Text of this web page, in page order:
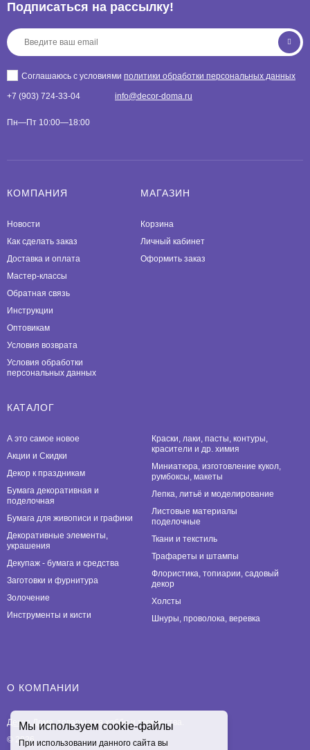
Подписаться на рассылкy!
Соглашаюсь с условиями политики обработки персональных данных
+7 (903) 724-33-04 info@decor-doma.ru
Пн—Пт 10:00—18:00
КОМПАНИЯ
Новости
Как сделать заказ
Доставка и оплата
Мастер-классы
Обратная связь
Инструкции
Оптовикам
Условия возврата
Условия обработки
персональных данных
МАГАЗИН
Корзина
Личный кабинет
Оформить заказ
КАТАЛОГ
А это самое новое
Акции и Скидки
Декор к праздникам
Бумага декоративная и
поделочная
Бумага для живописи и графики
Декоративные элементы,
украшения
Декупаж - бумага и средства
Заготовки и фурнитура
Золочение
Инструменты и кисти
Краски, лаки, пасты, контуры,
красители и др. химия
Миниатюра, изготовление кукол,
румбоксы, макеты
Лепка, литьё и моделирование
Листовые материалы
поделочные
Ткани и текстиль
Трафареты и штампы
Флористика, топиарии, садовый
декор
Холсты
Шнуры, проволока, веревка
О КОМПАНИИ
Декор Дома, товары для хобби и творчества.
© 2026
Мы используем cookie-файлы
При использовании данного сайта вы